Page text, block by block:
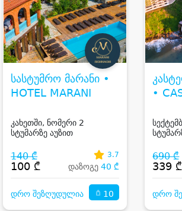
სასტუმრო მარანი •
HOTEL MARANI
კახეთში, ნომერი 2
სტუმარზე აუზით
140 ₾
100 ₾
3.7
დაზოგე40 ₾
დრო შეზღუდულია 10
•
Mare
Resort
690 ₾
339 ₾
დრო